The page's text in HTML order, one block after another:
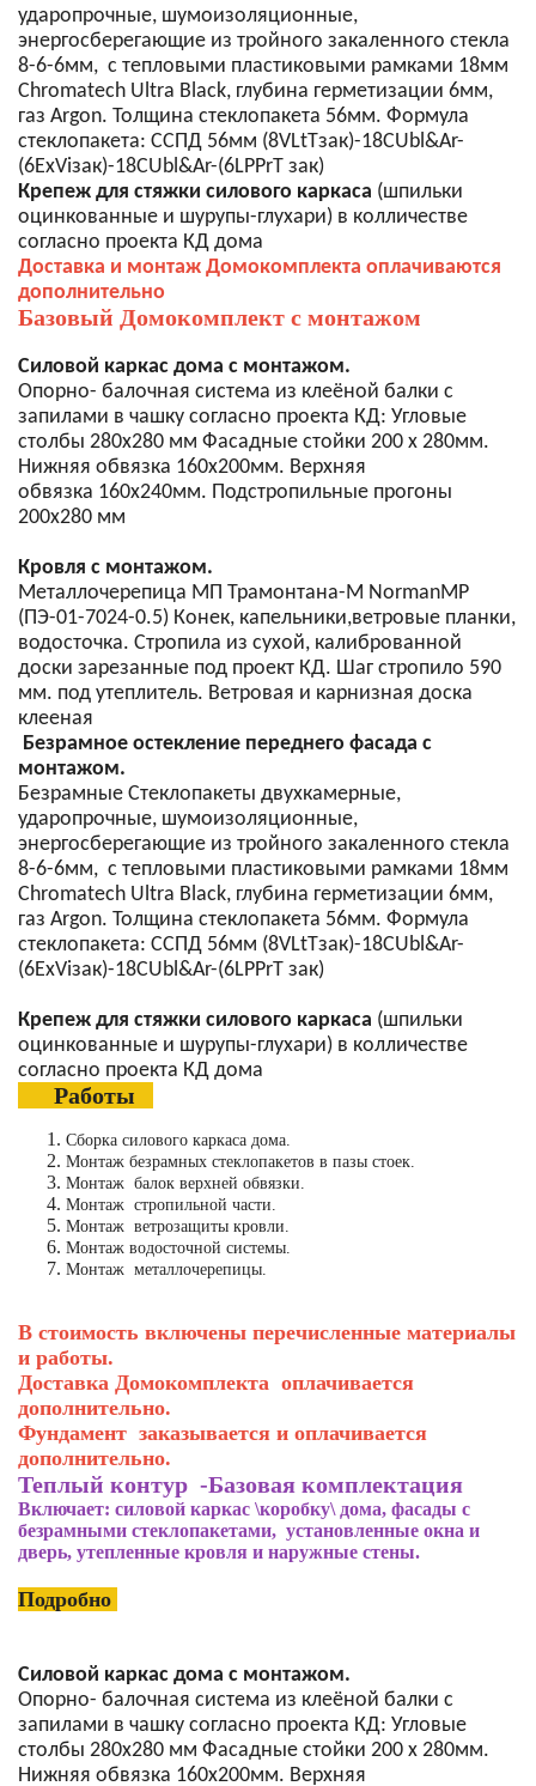
ударопрочные, шумоизоляционные,
энергосберегающие из тройного закаленного стекла
8-6-6мм, с тепловыми пластиковыми рамками 18мм
Chromatech Ultra Black, глубина герметизации 6мм,
газ Argon. Толщина стеклопакета 56мм. Формула
стеклопакета: CСПД 56мм (8VLtTзак)-18CUbl&Ar-
(6ExViзак)-18CUbl&Ar-(6LPPrT зак)
Крепеж для стяжки силового каркаса (шпильки
оцинкованные и шурупы-глухари) в колличестве
согласно проекта КД дома
Доставка и монтаж Домокомплекта оплачиваются
дополнительно
Базовый Домокомплект с монтажом
Силовой каркас дома с монтажом.
Опорно- балочная система из клеёной балки с
запилами в чашку согласно проекта КД: Угловые
столбы 280х280 мм Фасадные стойки 200 х 280мм.
Нижняя обвязка 160х200мм. Верхняя
обвязка 160х240мм. Подстропильные прогоны
200х280 мм
Кровля с монтажом.
Металлочерепица МП Трамонтана-M NormanMP
(ПЭ-01-7024-0.5) Конек, капельники,ветровые планки,
водосточка. Стропила из сухой, калиброванной
доски зарезанные под проект КД. Шаг стропило 590
мм. под утеплитель. Ветровая и карнизная доска
клееная
Безрамное остекление переднего фасада с
монтажом.
Безрамные Стеклопакеты двухкамерные,
ударопрочные, шумоизоляционные,
энергосберегающие из тройного закаленного стекла
8-6-6мм, с тепловыми пластиковыми рамками 18мм
Chromatech Ultra Black, глубина герметизации 6мм,
газ Argon. Толщина стеклопакета 56мм. Формула
стеклопакета: CСПД 56мм (8VLtTзак)-18CUbl&Ar-
(6ExViзак)-18CUbl&Ar-(6LPPrT зак)
Крепеж для стяжки силового каркаса (шпильки
оцинкованные и шурупы-глухари) в колличестве
согласно проекта КД дома
Работы
Сборка силового каркаса дома.
Монтаж безрамных стеклопакетов в пазы стоек.
Монтаж балок верхней обвязки.
Монтаж стропильной части.
Монтаж ветрозащиты кровли.
Монтаж водосточной системы.
Монтаж металлочерепицы.
В стоимость включены перечисленные материалы
и работы.
Доставка Домокомплекта оплачивается
дополнительно.
Фундамент заказывается и оплачивается
дополнительно.
Теплый контур -Базовая комплектация
Включает: силовой каркас \коробку\ дома, фасады с
безрамными стеклопакетами, установленные окна и
дверь, утепленные кровля и наружные стены.
Подробно
Силовой каркас дома с монтажом.
Опорно- балочная система из клеёной балки с
запилами в чашку согласно проекта КД: Угловые
столбы 280х280 мм Фасадные стойки 200 х 280мм.
Нижняя обвязка 160х200мм. Верхняя